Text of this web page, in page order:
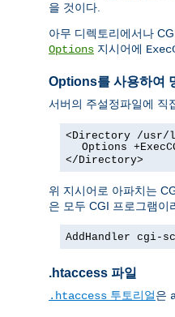
을 것이다.
아무 디렉토리에서나
Options 지시어에
Options를 사용하여
서버의 주설정파일에 직
<Directory /usr/
Options
</Directory>
위 지시어로 아파치는
은 모두 CGI 프로그램이
AddHandler
.htaccess 파일
.htaccess 투토리얼은